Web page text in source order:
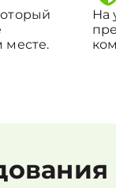
месте.
На